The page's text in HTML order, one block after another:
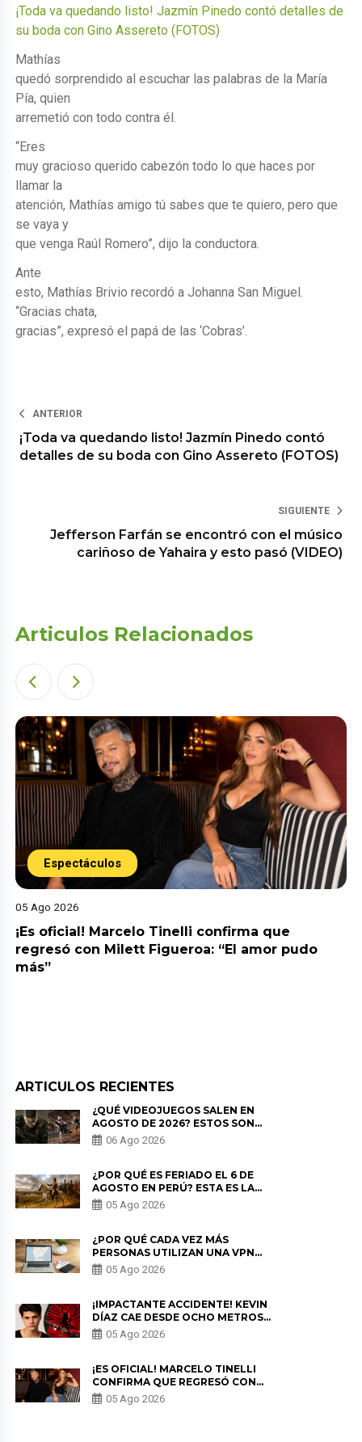
¡Toda va quedando listo! Jazmín Pinedo contó detalles de
su boda con Gino Assereto (FOTOS)
Mathías
quedó sorprendido al escuchar las palabras de la María
Pía, quien
arremetió con todo contra él.
“Eres
muy gracioso querido cabezón todo lo que haces por
llamar la
atención, Mathías amigo tú sabes que te quiero, pero que
se vaya y
que venga Raúl Romero”, dijo la conductora.
Ante
esto, Mathías Brivio recordó a Johanna San Miguel.
“Gracias chata,
gracias”, expresó el papá de las ‘Cobras’.
ANTERIOR
¡Toda va quedando listo! Jazmín Pinedo contó
detalles de su boda con Gino Assereto (FOTOS)
SIGUIENTE
Jefferson Farfán se encontró con el músico
cariñoso de Yahaira y esto pasó (VIDEO)
Articulos Relacionados
Espectáculos
05 Ago 2026
¡Es oficial! Marcelo Tinelli confirma que
regresó con Milett Figueroa: “El amor pudo
más”
ARTICULOS RECIENTES
¿QUÉ VIDEOJUEGOS SALEN EN
AGOSTO DE 2026? ESTOS SON
LOS ESTRENOS MÁS ESPERADOS
06 Ago 2026
¿POR QUÉ ES FERIADO EL 6 DE
AGOSTO EN PERÚ? ESTA ES LA
HISTORIA
05 Ago 2026
¿POR QUÉ CADA VEZ MÁS
PERSONAS UTILIZAN UNA VPN
PARA PROTEGER SU
PRIVACIDAD?
05 Ago 2026
¡IMPACTANTE ACCIDENTE! KEVIN
DÍAZ CAE DESDE OCHO METROS
EN “ESTO ES GUERRA” Y GENERA
PREOCUPACIÓN
05 Ago 2026
¡ES OFICIAL! MARCELO TINELLI
CONFIRMA QUE REGRESÓ CON
MILETT FIGUEROA: “EL AMOR
PUDO MÁS”
05 Ago 2026